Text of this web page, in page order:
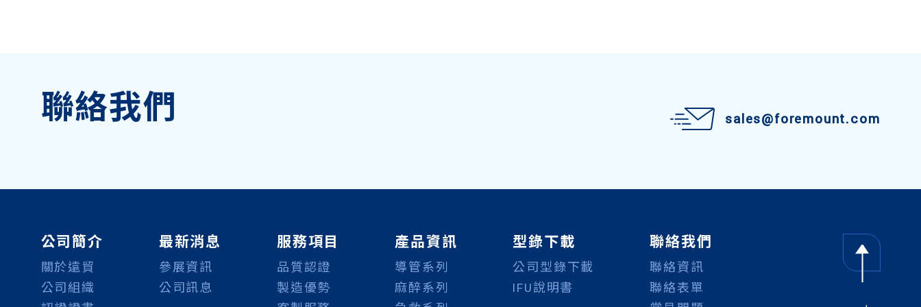
聯絡我們 sales@foremount.com
公司簡介
關於遠貿
公司組織
最新消息
參展資訊
公司訊息
服務項目
品質認證
製造優勢
產品資訊
導管系列
麻醉系列
型錄下載
公司型錄下載
IFU說明書
聯絡我們
聯絡資訊
聯絡表單